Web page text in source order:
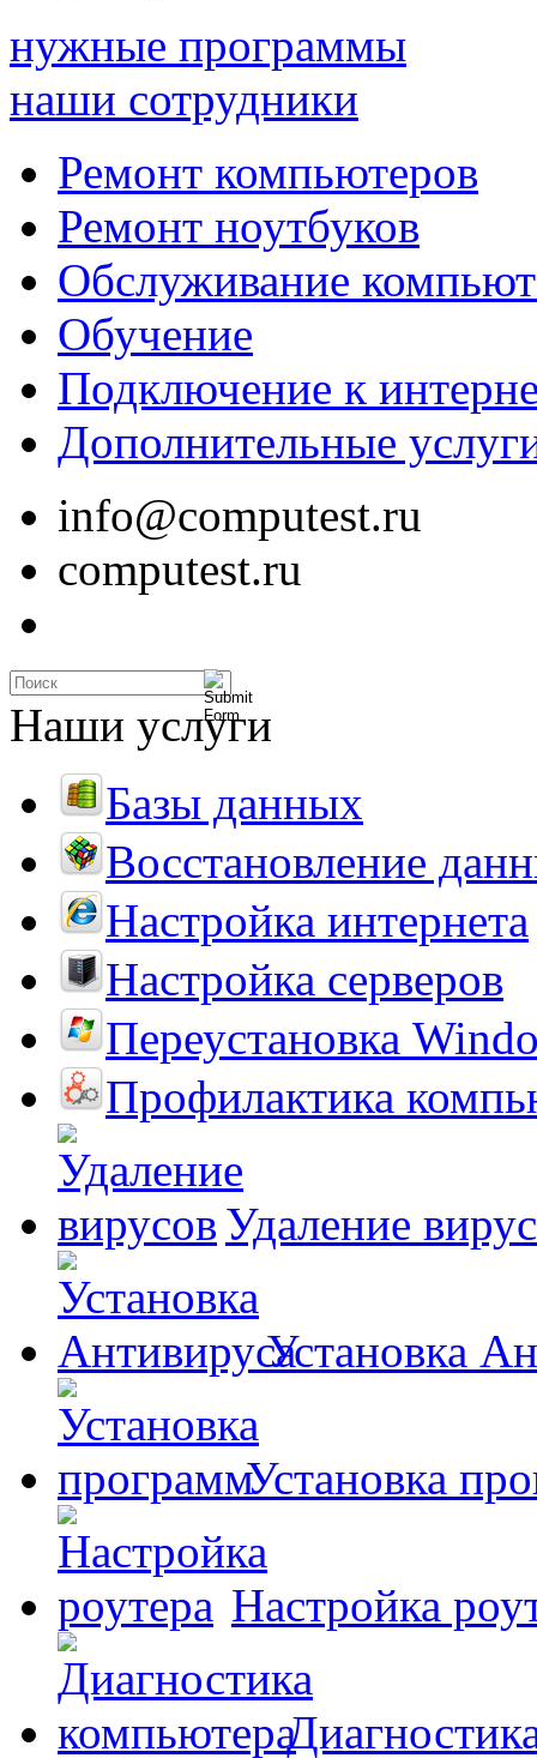
нужные программы
наши сотрудники
Ремонт компьютеров
Ремонт ноутбуков
Обслуживание
Обучение
Подключение к
Дополнительные
info@computest.ru
computest.ru
Наши услуги
Базы данных
Восстановление
Настройка интернета
Настройка серверов
Переустановка
Профилактика
Удаление
Установка
Установка
Настройка